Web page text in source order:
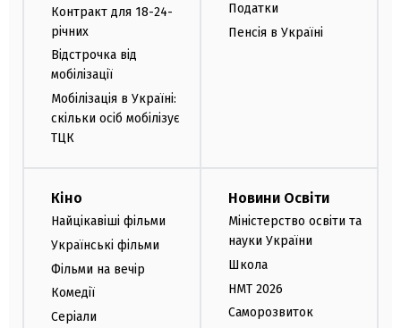
Контракт для 18-24-
річних
Відстрочка від
мобілізації
Мобілізація в Україні:
скільки осіб мобілізує
ТЦК
Податки
Пенсія в Україні
Кіно
Найцікавіші фільми
Українські фільми
Фільми на вечір
Комедії
Серіали
Новини Освіти
Міністерство освіти та
науки України
Школа
НМТ 2026
Саморозвиток